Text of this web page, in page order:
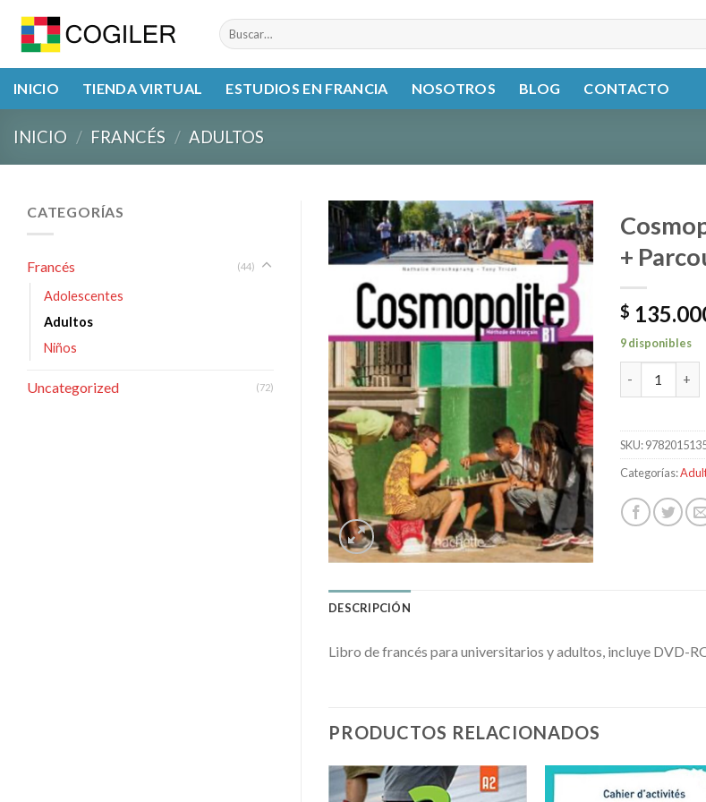
content
Buscar
por:
INICIO TIENDA VIRTUAL ESTUDIOS EN FRANCIA NOSOTROS BLOG CONTACTO
INICIO / FRANCÉS / ADULTOS
CATEGORÍAS
Francés (44)
Adolescentes
Adultos
Niños
Uncategorized (72)
+
$
9 disponibles
Cosmopolite
SKU:
Categorías:
DESCRIPCIÓN
Libro de francés para universitarios y adultos, incluye DVD-
PRODUCTOS RELACIONADOS